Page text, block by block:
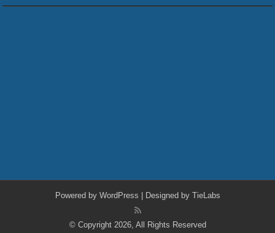
Powered by WordPress | Designed by TieLabs
© Copyright 2026, All Rights Reserved